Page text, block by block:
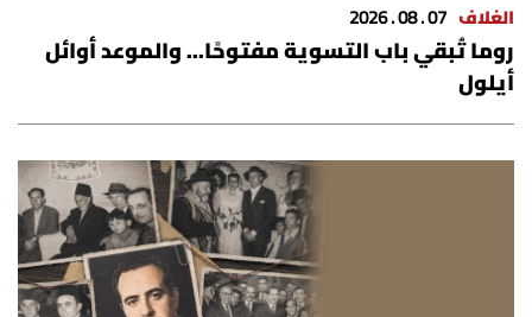
الغلاف 07 . 08 . 2026
روما تُبقي باب التسوية مفتوحًا... والموعد أوائل
أيلول